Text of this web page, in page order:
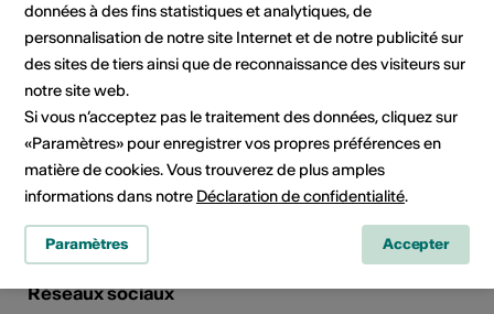
Contact direct
Madame
Marie Jambers
Le Moulin 19
3973 Venthône
Mobile +41795310687
E-Mail
Réseaux sociaux
données à des fins statistiques et analytiques, de
personnalisation de notre site Internet et de notre publicité sur
des sites de tiers ainsi que de reconnaissance des visiteurs sur
notre site web.
Si vous n’acceptez pas le traitement des données, cliquez sur
«Paramètres» pour enregistrer vos propres préférences en
matière de cookies. Vous trouverez de plus amples
informations dans notre Déclaration de confidentialité.
Paramètres Accepter